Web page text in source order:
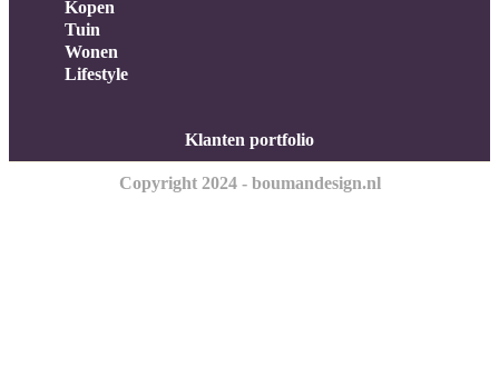
Kopen
Tuin
Wonen
Lifestyle
Klanten portfolio
Copyright 2024 - boumandesign.nl